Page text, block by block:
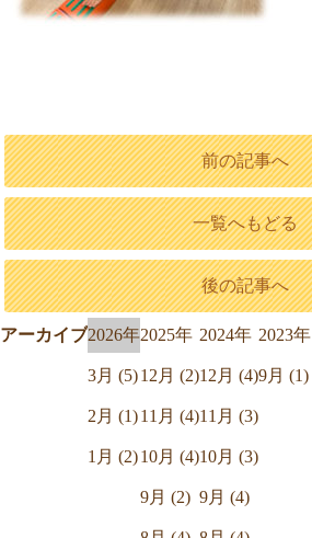
前の記事へ
一覧へもどる
後の記事へ
アーカイブ2026年
3月 (5)
2月 (1)
1月 (2)
2025年
12月 (2)
11月 (4)
10月 (4)
9月 (2)
2024年
12月 (4)
11月 (3)
10月 (3)
9月 (4)
2023年
9月 (1)